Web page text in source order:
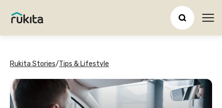
Rukita Stories/Tips & Lifestyle